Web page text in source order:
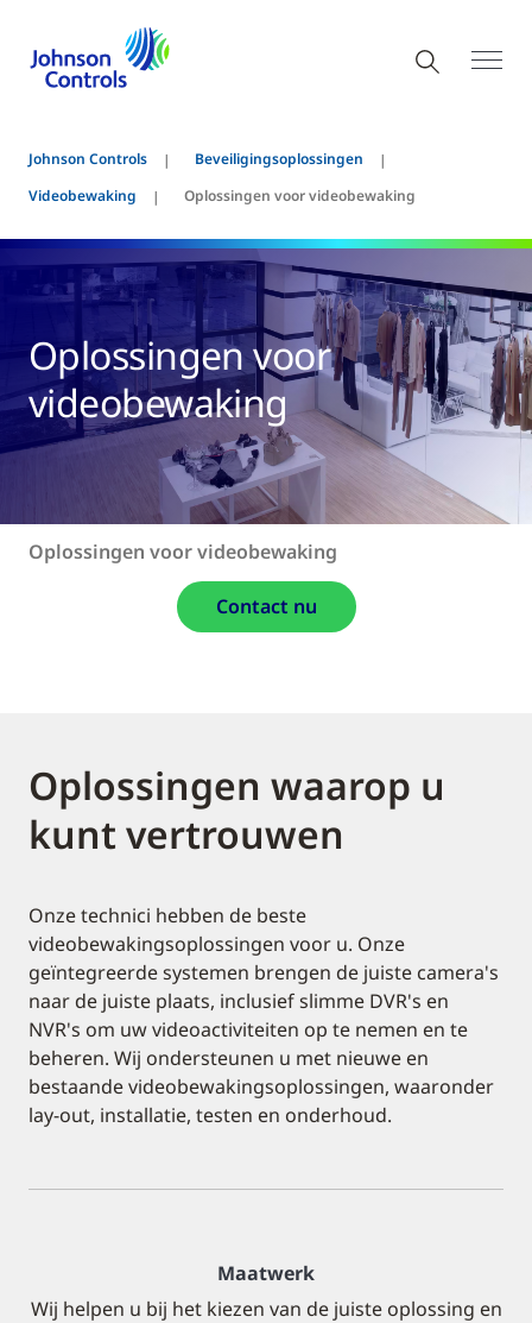
Johnson Controls
Beveiligingsoplossingen
Videobewaking
Oplossingen voor videobewaking
Oplossingen voor
videobewaking
Oplossingen voor videobewaking
Contact nu
Oplossingen waarop u
kunt vertrouwen
Onze technici hebben de beste
videobewakingsoplossingen voor u. Onze
geïntegreerde systemen brengen de juiste camera's
naar de juiste plaats, inclusief slimme DVR's en
NVR's om uw videoactiviteiten op te nemen en te
beheren. Wij ondersteunen u met nieuwe en
bestaande videobewakingsoplossingen, waaronder
lay-out, installatie, testen en onderhoud.
Maatwerk
Wij helpen u bij het kiezen van de juiste oplossing en